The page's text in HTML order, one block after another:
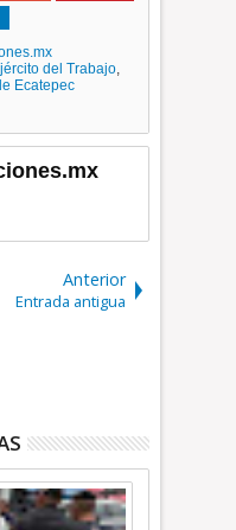
del Trabajo,
Ecatepec
Anterior
Entrada antigua